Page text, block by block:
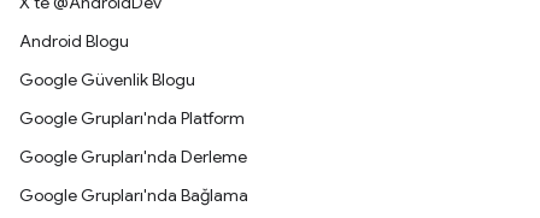
Android Blogu
Google Güvenlik Blogu
Google Grupları'nda Platform
Google Grupları'nda Derleme
Google Grupları'nda Bağlama